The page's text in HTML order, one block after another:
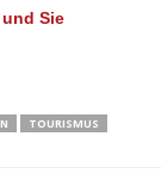
Sie
TOURISMUS